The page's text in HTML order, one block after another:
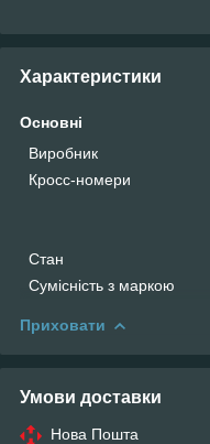
Характеристики
Основні
Виробник
Кросс-номери
Стан
Сумісність з маркою
Приховати
Умови доставки
Нова Пошта